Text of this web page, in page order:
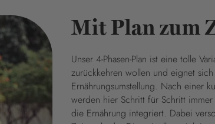
Mit Plan zum
Unser 4-Phasen-Plan ist eine tolle
zurückkehren wollen und eignet
Ernährungsumstellung. Nach einer
werden hier Schritt für Schritt
die Ernährung integriert. Dabei